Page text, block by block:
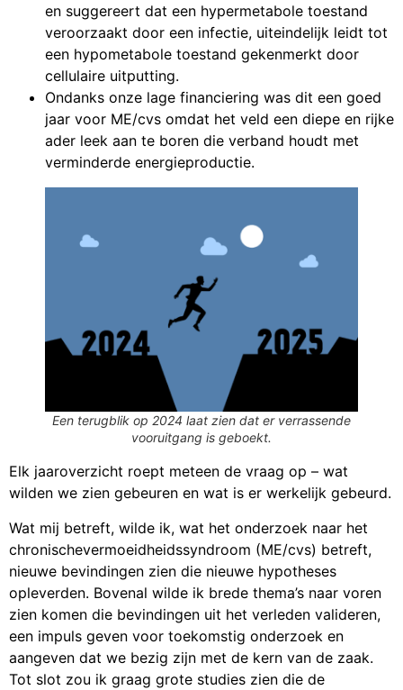
en suggereert dat een hypermetabole toestand
veroorzaakt door een infectie, uiteindelijk leidt tot
een hypometabole toestand gekenmerkt door
cellulaire uitputting.
Ondanks onze lage financiering was dit een goed
jaar voor ME/cvs omdat het veld een diepe en rijke
ader leek aan te boren die verband houdt met
verminderde energieproductie.
Een terugblik op 2024 laat zien dat er verrassende
vooruitgang is geboekt.
Elk jaaroverzicht roept meteen de vraag op – wat
wilden we zien gebeuren en wat is er werkelijk gebeurd.
Wat mij betreft, wilde ik, wat het onderzoek naar het
chronischevermoeidheidssyndroom (ME/cvs) betreft,
nieuwe bevindingen zien die nieuwe hypotheses
opleverden. Bovenal wilde ik brede thema’s naar voren
zien komen die bevindingen uit het verleden valideren,
een impuls geven voor toekomstig onderzoek en
aangeven dat we bezig zijn met de kern van de zaak.
Tot slot zou ik graag grote studies zien die de